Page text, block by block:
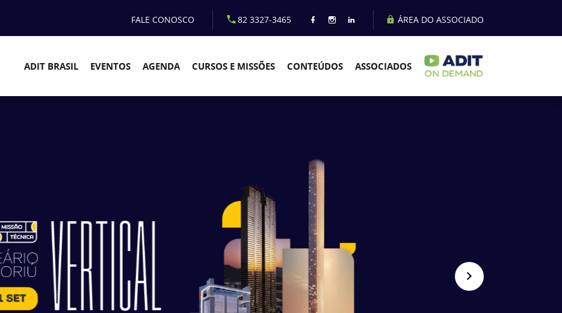
FALE CONOSCO 82 3327-3465 ÁREA DO ASSOCIADO
ADIT BRASIL EVENTOS AGENDA CURSOS E MISSÕES CONTEÚDOS ASSOCIADOS